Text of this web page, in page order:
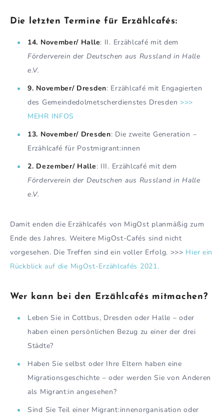
Die letzten Termine für Erzählcafés:
14. November/ Halle: II. Erzählcafé mit dem
Förderverein der Deutschen aus Russland in Halle
e.V.
9. November/ Dresden: Erzählcafé mit Engagierten
des Gemeindedolmetscherdienstes Dresden >>>
MEHR INFOS
13. November/ Dresden: Die zweite Generation –
Erzählcafé für Postmigrant:innen
2. Dezember/ Halle: III. Erzählcafé mit dem
Förderverein der Deutschen aus Russland in Halle
e.V.
Damit enden die Erzählcafés von MigOst planmäßig zum
Ende des Jahres. Weitere MigOst-Cafés sind nicht
vorgesehen. Die Treffen sind ein voller Erfolg. >>> Hier ein
Rückblick auf die MigOst-Erzählcafés 2021.
Wer kann bei den Erzählcafés mitmachen?
Leben Sie in Cottbus, Dresden oder Halle – oder
haben einen persönlichen Bezug zu einer der drei
Städte?
Haben Sie selbst oder Ihre Eltern haben eine
Migrationsgeschichte – oder werden Sie von Anderen
als Migrant:in angesehen?
Sind Sie Teil einer Migrant:innenorganisation oder